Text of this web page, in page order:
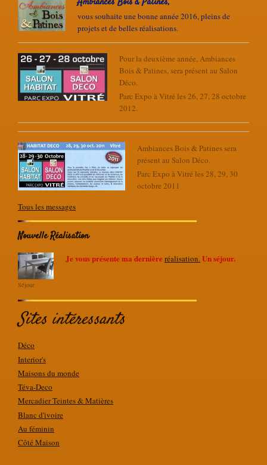
vous souhaite une bonne année 2016, pleins de
projets et de belles réalisations.
Pour la deuxième année, Ambiances
Bois & Patines, sera présent au Salon
Déco.
Parc Expo à Vitré les 26, 27, 28 octobre
2012.
Ambiances Bois & Patines sera
présent au Salon Déco.
Parc Expo à Vitré les 28, 29, 30
octobre 2011
Tous les messages
Nouvelle Réalisation
Séjour
Je vous présente ma dernièreréalisation.Un séjour.
Sites intéressants
Déco
Interior's
Maisons du monde
Téva-Deco
Mercadier Teintes & Matières
Blanc d'ivoire
Au féminin
Côté Maison